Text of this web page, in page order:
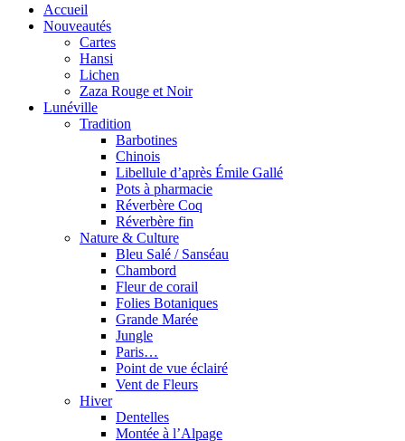
Accueil
Nouveautés
Cartes
Hansi
Lichen
Zaza Rouge et Noir
Lunéville
Tradition
Barbotines
Chinois
Libellule d’après Émile Gallé
Pots à pharmacie
Réverbère Coq
Réverbère fin
Nature & Culture
Bleu Salé / Sanséau
Chambord
Fleur de corail
Folies Botaniques
Grande Marée
Jungle
Paris…
Point de vue éclairé
Vent de Fleurs
Hiver
Dentelles
Montée à l’Alpage